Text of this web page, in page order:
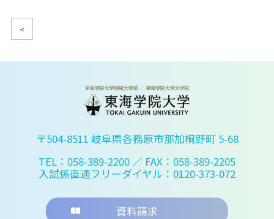
<
〒504-8511 岐阜県各務原市那加桐野町 5-68
TEL：058-389-2200 ／ FAX：058-389-2205
入試係直通フリーダイヤル：0120-373-072
資料請求